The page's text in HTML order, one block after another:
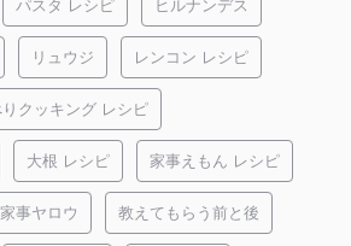
パスタ レシピ ヒルナンデス
リュウジ レンコン レシピ
クッキング レシピ
大根 レシピ 家事えもん レシピ
家事ヤロウ 教えてもらう前と後